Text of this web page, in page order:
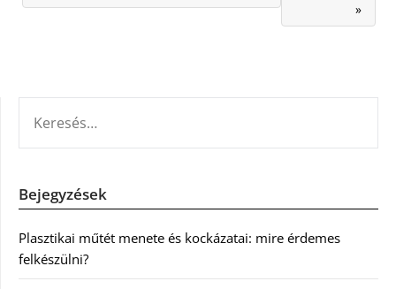
»
Bejegyzések
Plasztikai műtét menete és kockázatai: mire érdemes
felkészülni?